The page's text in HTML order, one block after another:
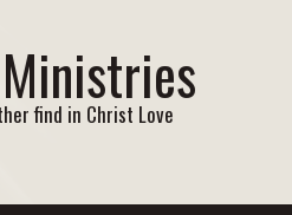
find in Christ Love